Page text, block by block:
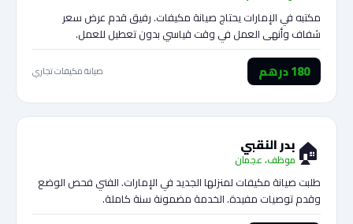
مكتبه في الإمارات يحتاج صيانة مكيفات. رفيق قدم عرض سعر
شفاف وأنهى العمل في وقت قياسي بدون تعطيل للعمل.
180 درهم صيانة مكيفات تجاري
🏠 بدر النقبي
موظف، عجمان
طلبت صيانة مكيفات لمنزلها الجديد في الإمارات. الفني فحص الوضع
وقدم توصيات مفيدة. الخدمة مضمونة سنة كاملة.